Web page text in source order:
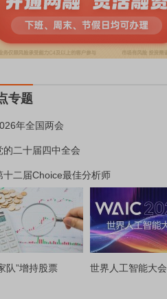
专题
年全国两会
的二十届四中全会
十二届Choice最佳分析师
队”增持股票 世界人工智能大会